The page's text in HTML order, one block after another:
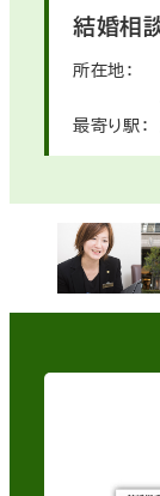
結婚相
所在地：
最寄り駅：